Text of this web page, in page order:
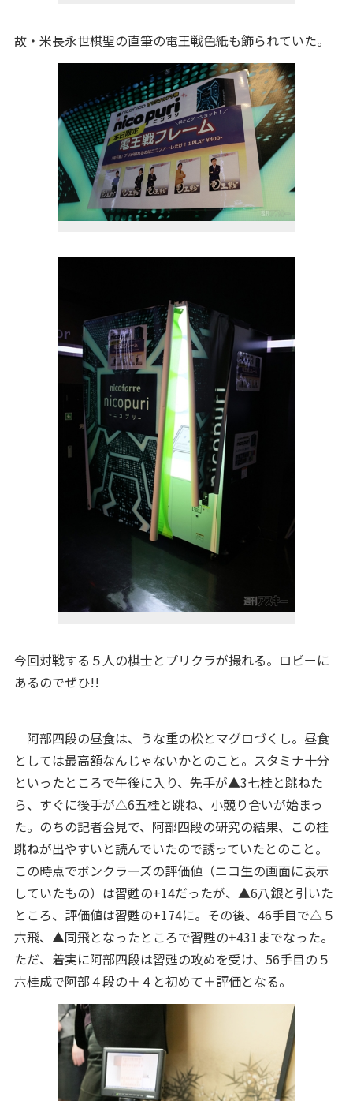
故・米長永世棋聖の直筆の電王戦色紙も飾られていた。
今回対戦する５人の棋士とプリクラが撮れる。ロビーに
あるのでぜひ!!
阿部四段の昼食は、うな重の松とマグロづくし。昼食
としては最高額なんじゃないかとのこと。スタミナ十分
といったところで午後に入り、先手が▲3七桂と跳ねた
ら、すぐに後手が△6五桂と跳ね、小競り合いが始まっ
た。のちの記者会見で、阿部四段の研究の結果、この桂
跳ねが出やすいと読んでいたので誘っていたとのこと。
この時点でボンクラーズの評価値（ニコ生の画面に表示
していたもの）は習甦の+14だったが、▲6八銀と引いた
ところ、評価値は習甦の+174に。その後、46手目で△５
六飛、▲同飛となったところで習甦の+431までなった。
ただ、着実に阿部四段は習甦の攻めを受け、56手目の５
六桂成で阿部４段の＋４と初めて＋評価となる。